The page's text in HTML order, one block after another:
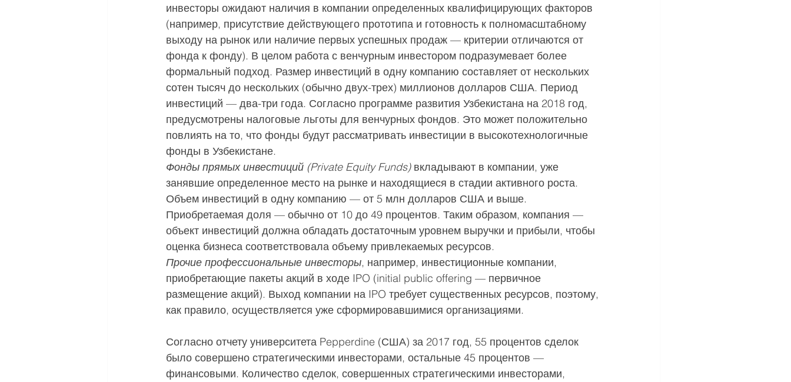
инвесторы ожидают наличия в компании определенных квалифицирующих факторов
(например, присутствие действующего прототипа и готовность к полномасштабному
выходу на рынок или наличие первых успешных продаж — критерии отличаются от
фонда к фонду). В целом работа с венчурным инвестором подразумевает более
формальный подход. Размер инвестиций в одну компанию составляет от нескольких
сотен тысяч до нескольких (обычно двух-трех) миллионов долларов США. Период
инвестиций — два-три года. Согласно программе развития Узбекистана на 2018 год,
предусмотрены налоговые льготы для венчурных фондов. Это может положительно
повлиять на то, что фонды будут рассматривать инвестиции в высокотехнологичные
фонды в Узбекистане.
Фонды прямых инвестиций (Private Equity Funds) вкладывают в компании, уже
занявшие определенное место на рынке и находящиеся в стадии активного роста.
Объем инвестиций в одну компанию — от 5 млн долларов США и выше.
Приобретаемая доля — обычно от 10 до 49 процентов. Таким образом, компания —
объект инвестиций должна обладать достаточным уровнем выручки и прибыли, чтобы
оценка бизнеса соответствовала объему привлекаемых ресурсов.
Прочие профессиональные инвесторы, например, инвестиционные компании,
приобретающие пакеты акций в ходе IPO (initial public offering — первичное
размещение акций). Выход компании на IPO требует существенных ресурсов, поэтому,
как правило, осуществляется уже сформировавшимися организациями.
Согласно отчету университета Pepperdine (США) за 2017 год, 55 процентов сделок
было совершено стратегическими инвесторами, остальные 45 процентов —
финансовыми. Количество сделок, совершенных стратегическими инвесторами,